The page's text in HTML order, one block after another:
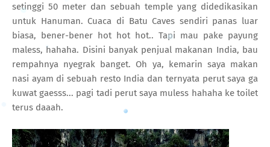
setinggi 50 meter dan sebuah temple yang didedikasikan
untuk Hanuman. Cuaca di Batu Caves sendiri panas luar
biasa, bener-bener hot hot hot.. Tapi mau pake payung
maless, hahaha. Disini banyak penjual makanan India, bau
rempahnya nyegrak banget. Oh ya, kemarin saya makan
nasi ayam di sebuah resto India dan ternyata perut saya ga
kuwat gaesss... pagi tadi perut saya muless hahaha ke toilet
terus daaah.